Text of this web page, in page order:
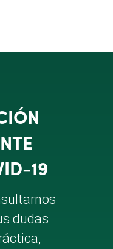
19
dudas